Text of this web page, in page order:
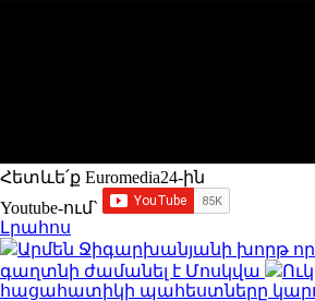
Հետևե՛ք Euromedia24-ին
Youtube-ում`
Լրահոս
Արմեն Ջիգարխանյանի խորթ
գաղտնի ժամանել է Մոսկվա
հացահատիկի պահեստները կարող